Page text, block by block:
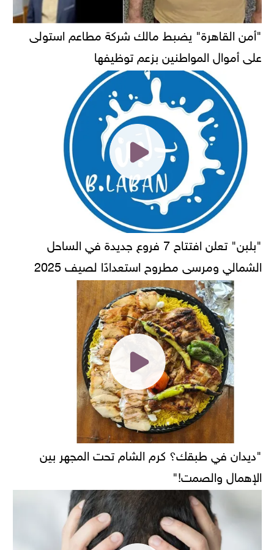
"أمن القاهرة" يضبط مالك شركة مطاعم استولى
على أموال المواطنين بزعم توظيفها
"بلبن" تعلن افتتاح 7 فروع جديدة في الساحل
الشمالي ومرسى مطروح استعدادًا لصيف 2025
"ديدان في طبقك؟ كرم الشام تحت المجهر بين
الإهمال والصمت!"